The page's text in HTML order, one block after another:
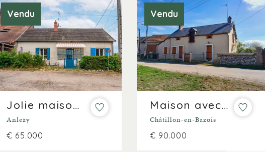
Vendu
Jolie maison de vacances avec grange
Anlezy
€ 65.000
Vendu
Maison avec vue sur le Morvan
Châtillon-en-Bazois
€ 90.000